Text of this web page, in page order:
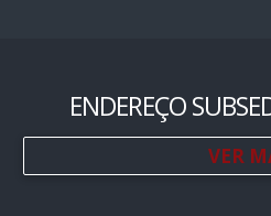
ENDEREÇO
VER